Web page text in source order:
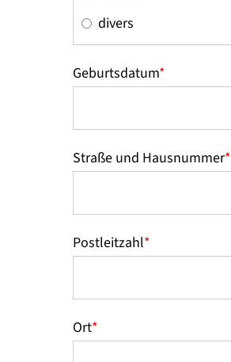
divers
Geburtsdatum*
Straße und Hausnummer*
Postleitzahl*
Ort*